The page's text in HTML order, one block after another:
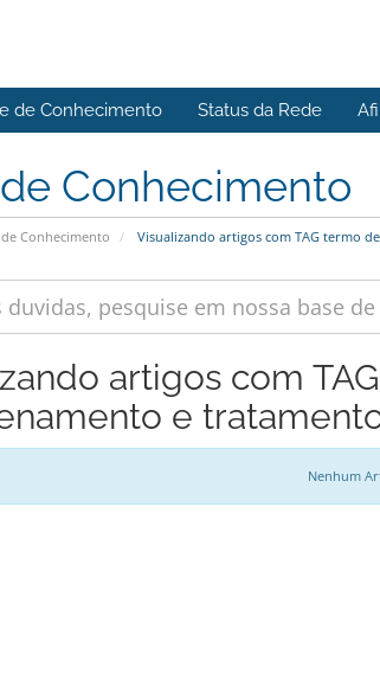
de Conhecimento Status da Rede
Conhecimento
de Conhecimento Visualizando artigos com TAG termo
artigos com
e
Nenhum